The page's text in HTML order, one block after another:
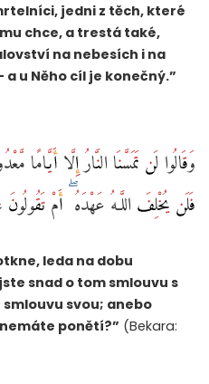
jedni z těch, které
chce, a trestá také,
na nebesích i na
a u Něho cíl je konečný.”
وَقَالُوا لَن تَمَسَّنَا النَّارُ إِلَّا أَيَّامًا
فَلَن يُخْلِفَ اللَّـهُ عَهْدَهُ ۖ أَمْ تَقُولُونَ
leda na dobu
snad o tom smlouvu s
svou; anebo
ponětí?” (Bekara: